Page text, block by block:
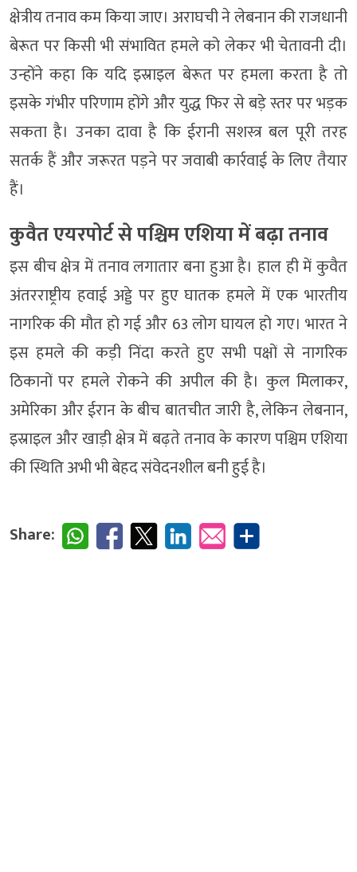
क्षेत्रीय तनाव कम किया जाए। अराघची ने लेबनान की राजधानी
बेरूत पर किसी भी संभावित हमले को लेकर भी चेतावनी दी।
उन्होंने कहा कि यदि इस्राइल बेरूत पर हमला करता है तो
इसके गंभीर परिणाम होंगे और युद्ध फिर से बड़े स्तर पर भड़क
सकता है। उनका दावा है कि ईरानी सशस्त्र बल पूरी तरह
सतर्क हैं और जरूरत पड़ने पर जवाबी कार्रवाई के लिए तैयार
हैं।
कुवैत एयरपोर्ट से पश्चिम एशिया में बढ़ा तनाव
इस बीच क्षेत्र में तनाव लगातार बना हुआ है। हाल ही में कुवैत
अंतरराष्ट्रीय हवाई अड्डे पर हुए घातक हमले में एक भारतीय
नागरिक की मौत हो गई और 63 लोग घायल हो गए। भारत ने
इस हमले की कड़ी निंदा करते हुए सभी पक्षों से नागरिक
ठिकानों पर हमले रोकने की अपील की है। कुल मिलाकर,
अमेरिका और ईरान के बीच बातचीत जारी है, लेकिन लेबनान,
इस्राइल और खाड़ी क्षेत्र में बढ़ते तनाव के कारण पश्चिम एशिया
की स्थिति अभी भी बेहद संवेदनशील बनी हुई है।
Share: